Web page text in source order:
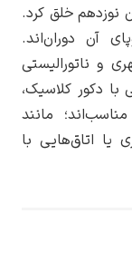
خلق کرد.
کلاسیک،
مانند
با